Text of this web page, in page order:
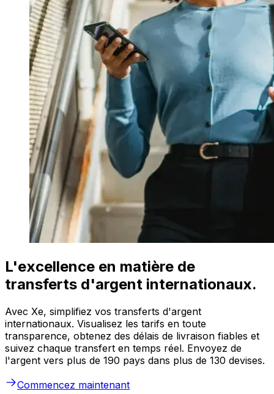
L'excellence en matière de
transferts d'argent internationaux.
Avec Xe, simplifiez vos transferts d'argent
internationaux. Visualisez les tarifs en toute
transparence, obtenez des délais de livraison fiables et
suivez chaque transfert en temps réel. Envoyez de
l'argent vers plus de 190 pays dans plus de 130 devises.
Commencez maintenant